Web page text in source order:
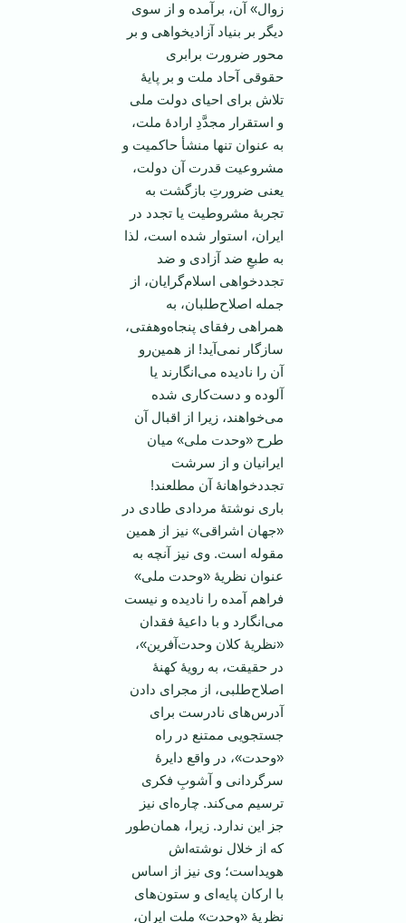
زوال» آن، برآمده و از سوی
دیگر بر بنیاد آزادیخواهی و بر
محور ضرورت برابری
حقوقی آحاد ملت و بر پایۀ
تلاش برای احیای دولت ملی
و استقرار مجدَّدِ ارادۀ ملت،
به عنوان تنها منشأ حاکمیت و
مشروعیت قدرت آن دولت،
یعنی ضرورتِ بازگشت به
تجربۀ مشروطیت یا تجدد در
ایران، استوار شده است، لذا
به طبعِ ضد آزادی و ضد
تجددخواهی اسلام‌گرایان، از
جمله اصلاح‌طلبان، به
همراهی رفقای پنجاه‌وهفتی،
سازگار نمی‌آید! از همین‌رو
آن را نادیده می‌انگارند یا
آلوده و دست‌کاری شده
می‌خواهند، زیرا از اقبال آن
طرح «وحدت ملی» میان
ایرانیان و از سرشت
تجددخواهانۀ آن مطلعند!
باری نوشتۀ مردادی طادی در
«جهان اشراقی» نیز از همین
مقوله است. وی نیز آنچه به
عنوان نظریۀ «وحدت ملی»
فراهم آمده را نادیده و نیست
می‌انگارد و با داعیۀ فقدان
«نظریۀ کلان وحدت‌آفرین»،
در حقیقت، به رویۀ کهنۀ
اصلاح‌طلبی، از مجرای دادن
آدرس‌های نادرست برای
جستجویی ممتنع در راه
«وحدت»، در واقع دایرۀ
سرگردانی و آشوبِ فکری
ترسیم می‌کند. چاره‌ای نیز
جز این ندارد. زیرا، همان‌طور
که از خلال نوشته‌اش
هویداست؛ وی نیز از اساس
با ارکان پایه‌ای و ستون‌های
نظریۀ «وحدت» ملت ایران،